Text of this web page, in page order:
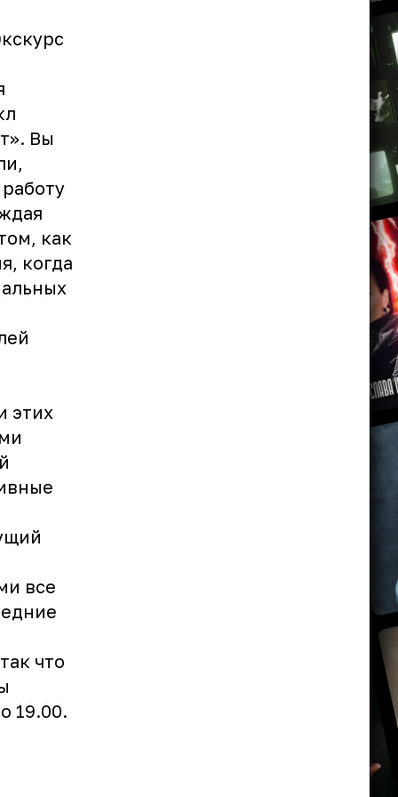
Вы
как
когда
этих
все
что
19.00.